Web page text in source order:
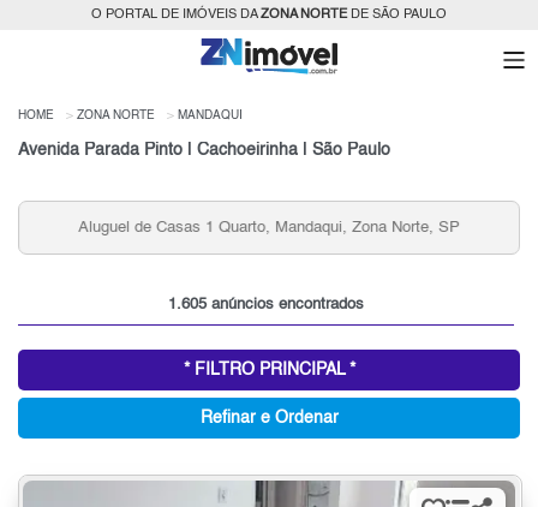
O PORTAL DE IMÓVEIS DAZONA NORTEDE SÃO PAULO
HOME ZONA NORTE MANDAQUI
Avenida Parada Pinto | Cachoeirinha | São Paulo
Aluguel de Apartamentos 2 quartos, Mandaqui, Zona
Norte, SP
1.605 anúncios encontrados
* FILTRO PRINCIPAL *
Refinar e Ordenar